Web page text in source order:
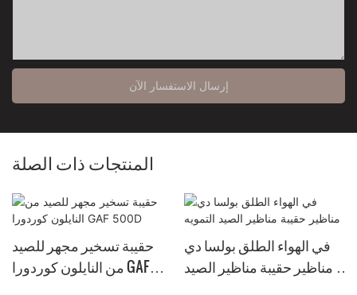
إرسال الاستفسار الآن
المنتجات ذات الصلة
حقيبة تسخير مجهر للصيد
من النايلون كوردورا GAF
في الهواء الطلق بولسا دي
مناظير حقيبة مناظير الصيد